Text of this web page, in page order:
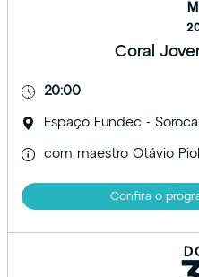
Coral
20:00
Espaço Fundec -
com maestro Otávio
Confira o